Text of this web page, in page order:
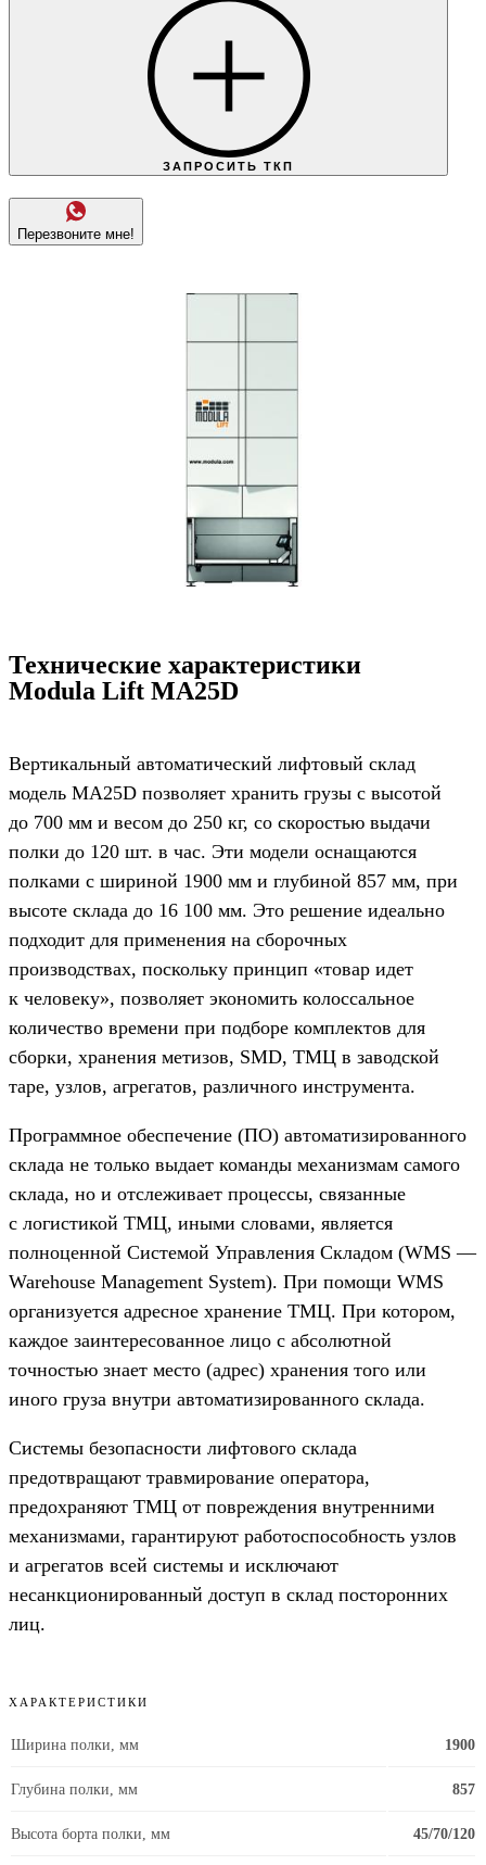
ЗАПРОСИТЬ ТКП
Перезвоните мне!
Технические характеристики
Modula Lift MA25D
Вертикальный автоматический лифтовый склад
модель MA25D позволяет хранить грузы с высотой
до 700 мм и весом до 250 кг, со скоростью выдачи
полки до 120 шт. в час. Эти модели оснащаются
полками с шириной 1900 мм и глубиной 857 мм, при
высоте склада до 16 100 мм. Это решение идеально
подходит для применения на сборочных
производствах, поскольку принцип «товар идет
к человеку», позволяет экономить колоссальное
количество времени при подборе комплектов для
сборки, хранения метизов, SMD, ТМЦ в заводской
таре, узлов, агрегатов, различного инструмента.
Программное обеспечение (ПО) автоматизированного
склада не только выдает команды механизмам самого
склада, но и отслеживает процессы, связанные
с логистикой ТМЦ, иными словами, является
полноценной Системой Управления Складом (WMS —
Warehouse Management System). При помощи WMS
организуется адресное хранение ТМЦ. При котором,
каждое заинтересованное лицо с абсолютной
точностью знает место (адрес) хранения того или
иного груза внутри автоматизированного склада.
Системы безопасности лифтового склада
предотвращают травмирование оператора,
предохраняют ТМЦ от повреждения внутренними
механизмами, гарантируют работоспособность узлов
и агрегатов всей системы и исключают
несанкционированный доступ в склад посторонних
лиц.
ХАРАКТЕРИСТИКИ
Ширина полки, мм 1900
Глубина полки, мм 857
Высота борта полки, мм 45/70/120